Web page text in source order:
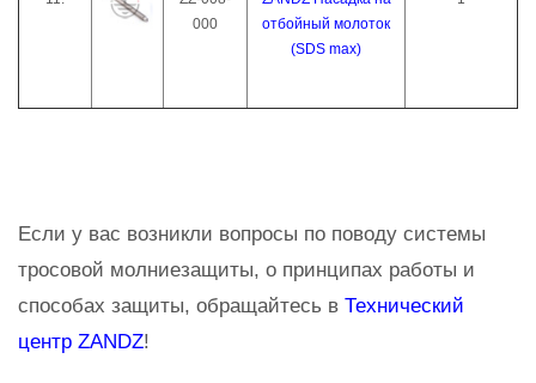
000
отбойный молоток
(SDS max)
Если у вас возникли вопросы по поводу системы
тросовой молниезащиты, о принципах работы и
способах защиты, обращайтесь в Технический
центр ZANDZ!